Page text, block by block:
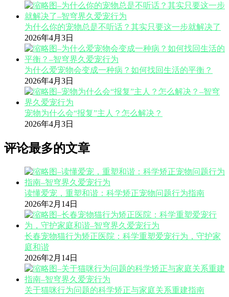
为什么你的宠物总是不听话？其实只要这一步就解决了
2026年4月3日
为什么爱宠物会变成一种病？如何找回生活的平衡？
2026年4月3日
宠物为什么会“报复”主人？怎么解决？
2026年4月3日
评论最多的文章
读懂爱宠，重塑和谐：科学矫正宠物问题行为指南
2026年2月14日
长春宠物猫行为矫正医院：科学重塑爱宠行为，守护家
庭和谐
2026年2月14日
关于猫咪行为问题的科学矫正与家庭关系重建指南